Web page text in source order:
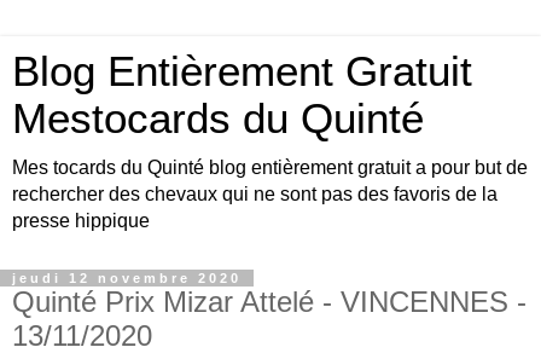
Blog Entièrement Gratuit
Mestocards du Quinté
Mes tocards du Quinté blog entièrement gratuit a pour but de
rechercher des chevaux qui ne sont pas des favoris de la
presse hippique
jeudi 12 novembre 2020
Quinté Prix Mizar Attelé - VINCENNES -
13/11/2020